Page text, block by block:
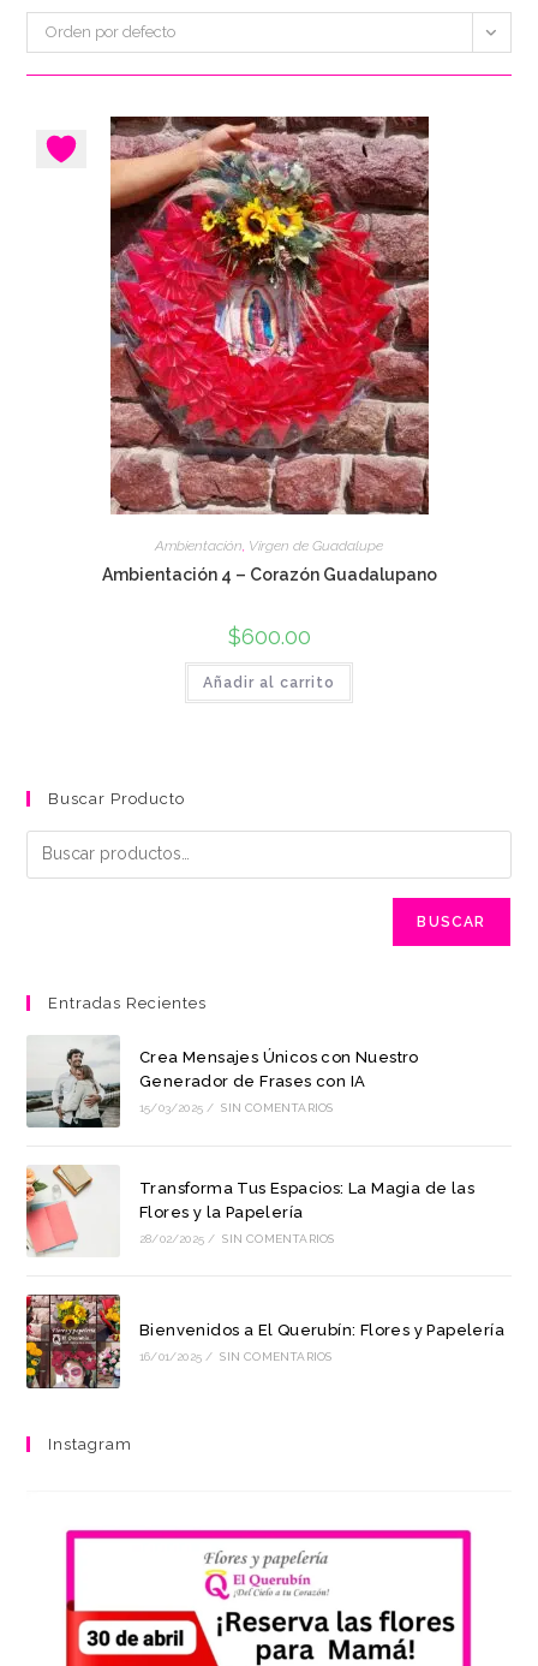
Orden por defecto
Ambientación, Virgen de Guadalupe
Ambientación 4 – Corazón Guadalupano
$600.00
Añadir al carrito
Buscar Producto
BUSCAR
Entradas Recientes
Crea Mensajes Únicos con Nuestro
Generador de Frases con IA
15/03/2025 / SIN COMENTARIOS
Transforma Tus Espacios: La Magia de las
Flores y la Papelería
28/02/2025 / SIN COMENTARIOS
Bienvenidos a El Querubín: Flores y Papelería
16/01/2025 / SIN COMENTARIOS
Instagram